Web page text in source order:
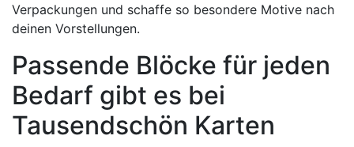
Verpackungen und schaffe so besondere Motive nach
deinen Vorstellungen.
Passende Blöcke für jeden
Bedarf gibt es bei
Tausendschön Karten